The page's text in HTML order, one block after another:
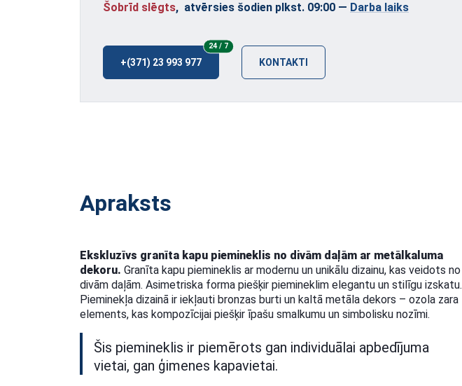
Šobrīd slēgts, atvērsies šodien plkst. 09:00 — Darba laiks
+(371) 23 993 977
24 / 724/7
KONTAKTI
Apraksts
Ekskluzīvs granīta kapu piemineklis no divām daļām ar metālkaluma
dekoru. Granīta kapu piemineklis ar modernu un unikālu dizainu, kas veidots no
divām daļām. Asimetriska forma piešķir piemineklim elegantu un stilīgu izskatu.
Pieminekļa dizainā ir iekļauti bronzas burti un kaltā metāla dekors – ozola zara
elements, kas kompozīcijai piešķir īpašu smalkumu un simbolisku nozīmi.
Šis piemineklis ir piemērots gan individuālai apbedījuma
vietai, gan ģimenes kapavietai.